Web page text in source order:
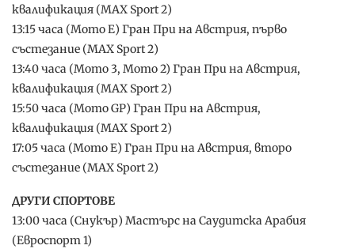
квалификация (MAX Sport 2)
13:15 часа (Мото Е) Гран При на Австрия, първо
състезание (MAX Sport 2)
13:40 часа (Мото 3, Мото 2) Гран При на Австрия,
квалификация (MAX Sport 2)
15:50 часа (Мото GP) Гран При на Австрия,
квалификация (MAX Sport 2)
17:05 часа (Мото Е) Гран При на Австрия, второ
състезание (MAX Sport 2)
ДРУГИ СПОРТОВЕ
13:00 часа (Снукър) Мастърс на Саудитска Арабия
(Евроспорт 1)